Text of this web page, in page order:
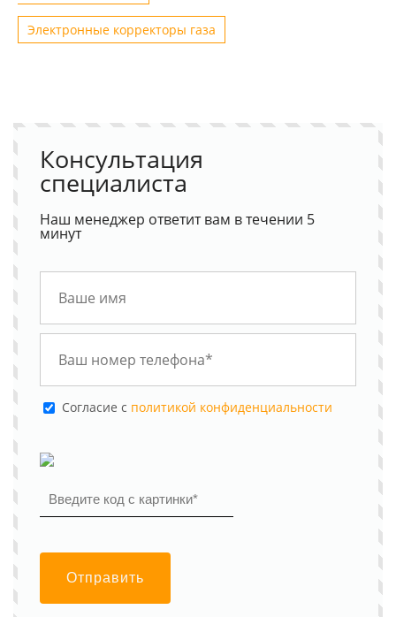
Электронные корректоры газа
Консультация
специалиста
Наш менеджер ответит вам в течении 5
минут
Cогласие с политикой конфиденциальности
Отправить